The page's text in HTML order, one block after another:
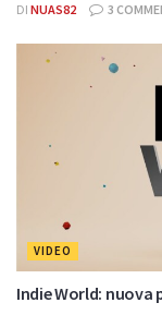
DI NUAS82 3
VIDEO
Indie World: nuova